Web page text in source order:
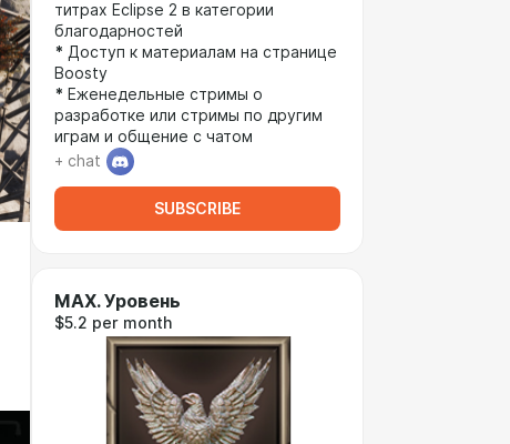
титрах Eclipse 2 в категории
благодарностей
* Доступ к материалам на странице
Boosty
* Еженедельные стримы о
разработке или стримы по другим
играм и общение с чатом
+ chat
SUBSCRIBE
MAX. Уровень
$5.2 per month